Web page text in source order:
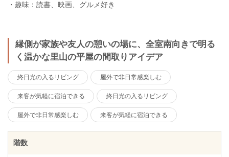
・趣味：読書、映画、グルメ好き
縁側が家族や友人の憩いの場に、全室南向きで明る
く温かな里山の平屋の間取りアイデア
終日光の入るリビング 屋外で非日常感楽しむ
来客が気軽に宿泊できる 終日光の入るリビング
屋外で非日常感楽しむ 来客が気軽に宿泊できる
階数